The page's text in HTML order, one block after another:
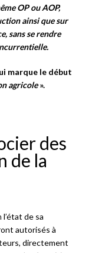
OP ou AOP,
ainsi que sur
sans se rendre
marque le début
agricole».
des
de la
de sa
autorisés à
directement